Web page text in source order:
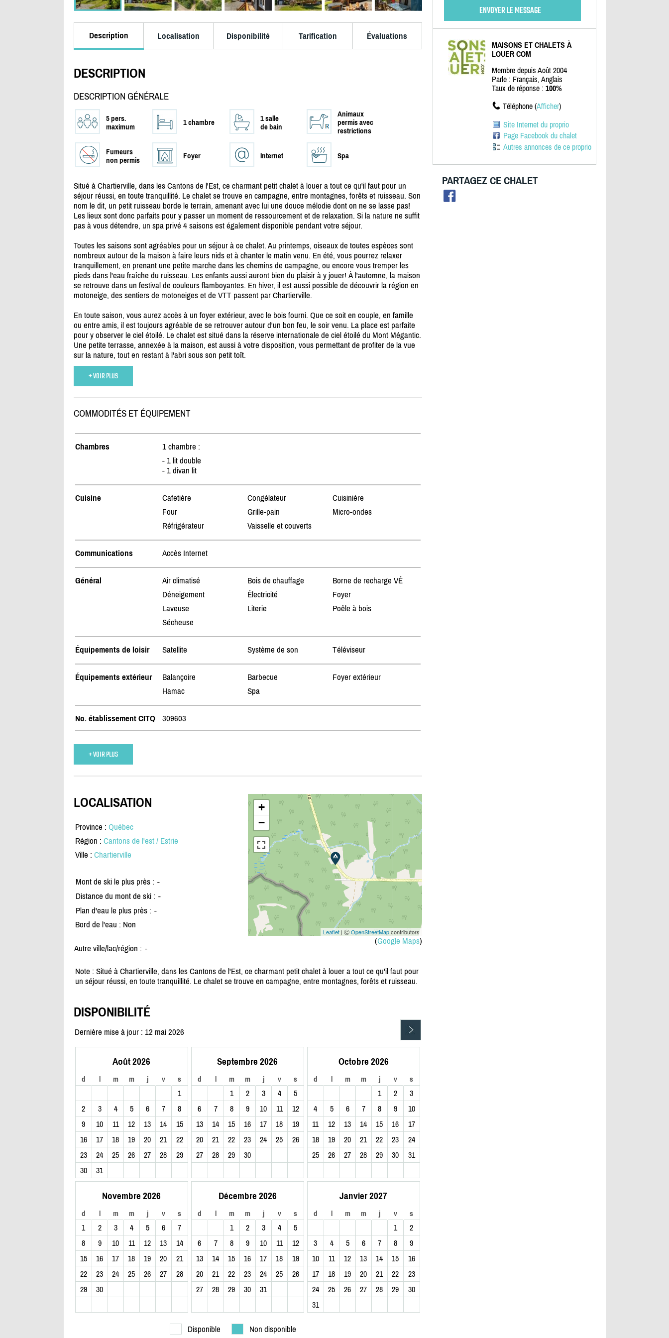
Description Localisation Disponibilité Tarification Évaluations
DESCRIPTION
DESCRIPTION GÉNÉRALE
5 pers.
maximum
1 chambre
1 salle
de bain
Animaux
permis avec
restrictions
Fumeurs
non permis
Foyer Internet Spa
Situé à Chartierville, dans les Cantons de l'Est, ce charmant petit chalet à louer a tout ce qu'il faut pour un
séjour réussi, en toute tranquillité. Le chalet se trouve en campagne, entre montagnes, forêts et ruisseau. Son
nom le dit, un petit ruisseau borde le terrain, amenant avec lui une douce mélodie dont on ne se lasse pas!
Les lieux sont donc parfaits pour y passer un moment de ressourcement et de relaxation. Si la nature ne suffit
pas à vous détendre, un spa privé 4 saisons est également disponible pendant votre séjour.
Toutes les saisons sont agréables pour un séjour à ce chalet. Au printemps, oiseaux de toutes espèces sont
nombreux autour de la maison à faire leurs nids et à chanter le matin venu. En été, vous pourrez relaxer
tranquillement, en prenant une petite marche dans les chemins de campagne, ou encore vous tremper les
pieds dans l'eau fraîche du ruisseau. Les enfants aussi auront bien du plaisir à y jouer! À l'automne, la maison
se retrouve dans un festival de couleurs flamboyantes. En hiver, il est aussi possible de découvrir la région en
motoneige, des sentiers de motoneiges et de VTT passent par Chartierville.
En toute saison, vous aurez accès à un foyer extérieur, avec le bois fourni. Que ce soit en couple, en famille
ou entre amis, il est toujours agréable de se retrouver autour d'un bon feu, le soir venu. La place est parfaite
pour y observer le ciel étoilé. Le chalet est situé dans la réserve internationale de ciel étoilé du Mont Mégantic.
Une petite terrasse, annexée à la maison, est aussi à votre disposition, vous permettant de profiter de la vue
sur la nature, tout en restant à l'abri sous son petit toît.
+ VOIR PLUS
COMMODITÉS ET ÉQUIPEMENT
Chambres
1 chambre :
- 1 lit double
- 1 divan lit
Cuisine Cafetière Congélateur
Cuisinière
Four
Grille-pain
Micro-ondes
Réfrigérateur
Vaisselle et couverts
Communications Accès Internet
Général Air climatisé Bois de chauffage
Borne de recharge VÉ
Déneigement
Électricité
Foyer
Laveuse
Literie
Poêle à bois
Sécheuse
Équipements de loisir Satellite Système de son Téléviseur
Équipements extérieur Balançoire Barbecue
Foyer extérieur
Hamac
Spa
No. établissement CITQ 309603
+ VOIR PLUS
+
−
Leaflet| ⒸOpenStreetMapcontributors
(Google Maps)
LOCALISATION
Province : Québec
Région : Cantons de l'est / Estrie
Ville : Chartierville
Mont de ski le plus près : -
Distance du mont de ski : -
Plan d'eau le plus près : -
Bord de l'eau : Non
Autre ville/lac/région : -
Note : Situé à Chartierville, dans les Cantons de l'Est, ce charmant petit chalet à louer a tout ce qu'il faut pour
un séjour réussi, en toute tranquillité. Le chalet se trouve en campagne, entre montagnes, forêts et ruisseau.
DISPONIBILITÉ
Dernière mise à jour : 12 mai 2026
Août 2026
d l m m j v s
1
2
3 4 5 6 7
8
9
10 11 12 13 14
15
16
17 18 19 20 21
22
23
24 25 26 27 28
29
30
31
Septembre 2026
d l m m j v s
1 2 3 4
5
6
7 8 9 10 11
12
13
14 15 16 17 18
19
20
21 22 23 24 25
26
27
28 29 30
Octobre 2026
d l m m j v s
1 2
3
4
5 6 7 8 9
10
11
12 13 14 15 16
17
18
19 20 21 22 23
24
25
26 27 28 29 30 31
Novembre 2026
d l m m j v s
1 2 3 4 5 6
7
8
9 10 11 12 13
14
15
16 17 18 19 20
21
22
23 24 25 26 27
28
29
30
Décembre 2026
d l m m j v s
1 2 3 4
5
6
7 8 9 10 11
12
13
14 15 16 17 18
19
20
21 22 23 24 25
26
27
28 29 30 31
Janvier 2027
d l m m j v s
1
2
3
4 5 6 7 8
9
10
11 12 13 14 15
16
17
18 19 20 21 22
23
24
25 26 27 28 29
30
31
Disponible Non disponible
MAISONS ET CHALETS À
LOUER COM
Membre depuis Août 2004
Parle : Français, Anglais
Taux de réponse : 100%
Téléphone (Afficher)
Site Internet du proprio
Page Facebook du chalet
Autres annonces de ce proprio
PARTAGEZ CE CHALET